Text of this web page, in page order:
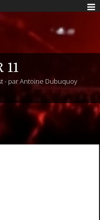
11
- par Antoine Dubuquoy